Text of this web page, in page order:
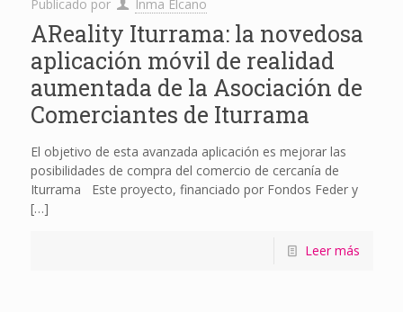
Publicado por Inma Elcano
AReality Iturrama: la novedosa
aplicación móvil de realidad
aumentada de la Asociación de
Comerciantes de Iturrama
El objetivo de esta avanzada aplicación es mejorar las
posibilidades de compra del comercio de cercanía de
Iturrama Este proyecto, financiado por Fondos Feder y
[…]
Leer más